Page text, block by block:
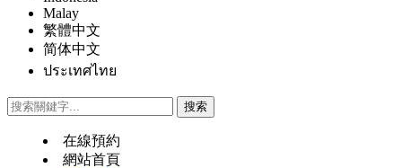
Malay
繁體中文
简体中文
ประเทศไทย
在線預約
網站首頁